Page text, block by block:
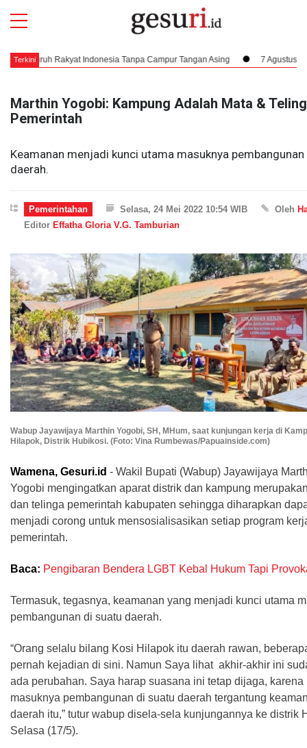
Terkini
Rakyat Indonesia Tanpa Campur Tangan Asing 7 Agustus 1945,
Marthin Yogobi: Kampung Adalah Mata &
Pemerintah
Keamanan menjadi kunci utama masuknya
daerah.
Pemerintahan Selasa, 24 Mei 2022 10:54 WIB Oleh
Editor Effatha Gloria V.G. Tamburian
Wabup Jayawijaya Marthin Yogobi, SH, MHum, saat kunjungan kerja di
Hilapok, Distrik Hubikosi. (Foto: Vina Rumbewas/Papuainside.com)
Wamena, Gesuri.id - Wakil Bupati (Wabup) Jayawijaya
Yogobi mengingatkan aparat distrik dan kampung
dan telinga pemerintah kabupaten sehingga diharapkan
menjadi corong untuk mensosialisasikan setiap program
pemerintah.
Baca: Pengibaran Bendera LGBT Kebal Hukum Tapi
Termasuk, tegasnya, keamanan yang menjadi kunci utama
pembangunan di suatu daerah.
“Orang selalu bilang Kosi Hilapok itu daerah rawan,
pernah kejadian di sini. Namun Saya lihat akhir-akhir ini
ada perubahan. Saya harap suasana ini tetap dijaga, karena
masuknya pembangunan di suatu daerah tergantung
daerah itu,” tutur wabup disela-sela kunjungannya ke distrik
Selasa (17/5).